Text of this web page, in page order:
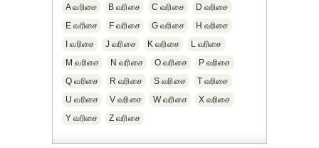
A வரிசை B வரிசை C வரிசை
D வரிசை
E வரிசை
F வரிசை G வரிசை
H வரிசை
I வரிசை
J வரிசை K வரிசை
L வரிசை
M வரிசை
N வரிசை O வரிசை
P வரிசை
Q வரிசை
R வரிசை S வரிசை
T வரிசை
U வரிசை
V வரிசை W வரிசை
X வரிசை
Y வரிசை
Z வரிசை